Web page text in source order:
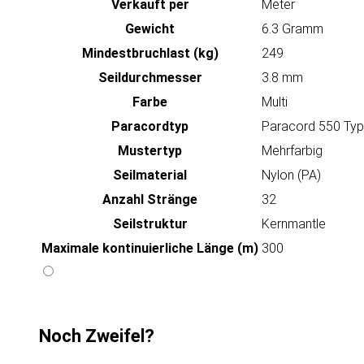
Verkauft per
Meter
Gewicht
6.3 Gramm
Mindestbruchlast (kg)
249
Seildurchmesser
3.8 mm
Farbe
Multi
Paracordtyp
Paracord 550
Mustertyp
Mehrfarbig
Seilmaterial
Nylon (PA)
Anzahl Stränge
32
Seilstruktur
Kernmantle
Maximale kontinuierliche Länge (m) 300
Noch Zweifel?